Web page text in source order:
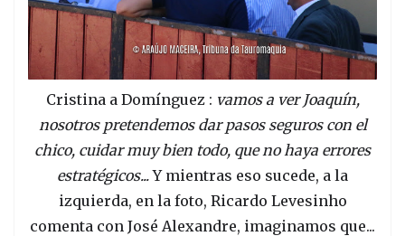
Cristina a Domínguez : vamos a ver Joaquín,
nosotros pretendemos dar pasos seguros con el
chico, cuidar muy bien todo, que no haya errores
estratégicos...Y mientras eso sucede, a la
izquierda, en la foto, Ricardo Levesinho
comenta con José Alexandre, imaginamos que...